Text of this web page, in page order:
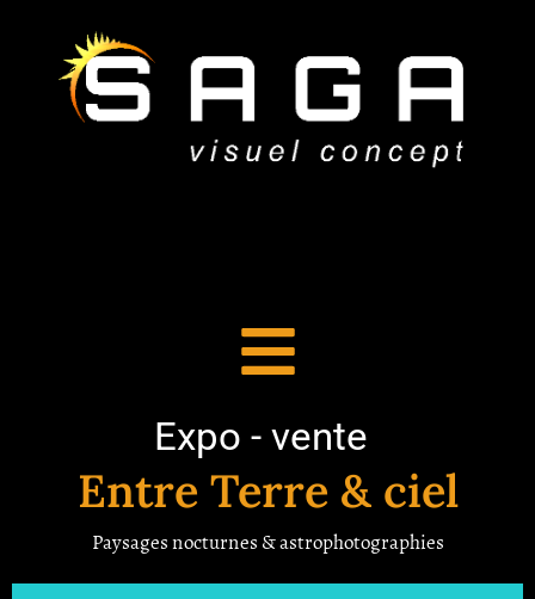
Expo - vente
Entre Terre & ciel
Paysages nocturnes & astrophotographies